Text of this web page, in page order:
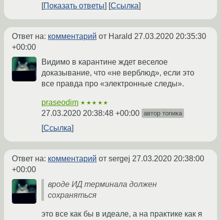
Показать ответы
Ссылка
Ответ на: комментарий от Harald 27.03.2020 20:35:30
+00:00
Видимо в карантине ждет веселое
доказывание, что «не верблюд», если это
все правда про «электронные следы».
praseodim ★★★★★
27.03.2020 20:38:48 +00:00 автор топика
Ссылка
Ответ на: комментарий от sergej 27.03.2020 20:38:00
+00:00
вроде ИД терминала должен
сохраняться
это все как бы в идеале, а на практике как я